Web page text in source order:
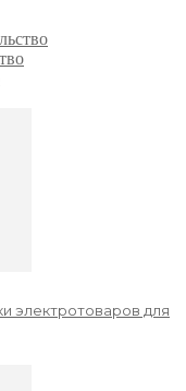
электротоваров для